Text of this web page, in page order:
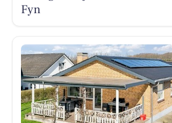
Fyn